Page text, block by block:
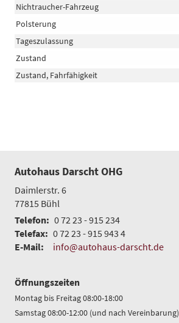
Nichtraucher-Fahrzeug
Polsterung
Tageszulassung
Zustand
Zustand, Fahrfähigkeit
Autohaus Darscht OHG
Daimlerstr. 6
77815 Bühl
Telefon: 0 72 23 - 915 234
Telefax: 0 72 23 - 915 943 4
E-Mail:
info@autohaus-darscht.de
Öffnungszeiten
Montag bis Freitag 08:00-18:00
Samstag 08:00-12:00 (und nach Vereinbarung)